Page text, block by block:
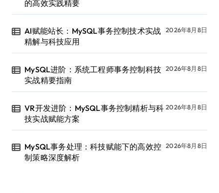
的高效实践精要
AI赋能站长：MySQL事务控制技术实战
精解与科技应用
2026年8月8日
MySQL进阶：系统工程师事务控制科技
实战精要指南
2026年8月8日
VR开发进阶：MySQL事务控制精析与科
技实战赋能方案
2026年8月8日
MySQL事务处理：科技赋能下的高效控
制策略深度解析
2026年8月8日